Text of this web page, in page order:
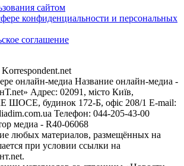
сайтом
конфиденциальности и персональных
соглашение
онлайн-медиа Название онлайн-медиа -
Адрес: 02091, місто Київ,
будинок 172-Б, офіс 208/1 E-mail:
Телефон: 044-205-43-00
медиа - R40-06068
любых материалов, размещённых на
при условии ссылки на